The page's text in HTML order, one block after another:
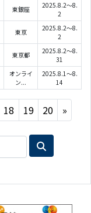
東銀座
2025.8.2～8.
2
東京
2025.8.2～8.
2
東京都
2025.8.2～8.
31
オンライ
ン...
2025.8.1～8.
14
18 19 20 »Next